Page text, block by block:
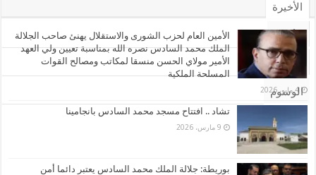
الأخيرة
الأشهر
تعليقات
الوسوم
الأمين العام لحزب الشورى والاستقلال يهنئ صاحب الجلالة
الملك محمد السادس نصره الله بمناسبة تعيين ولي العهد
الأمير مولاي الحسن منسقا لمكاتب ومصالح القوات
المسلحة الملكية
4 مايو، 2026
تشاد .. افتتاح مسجد محمد السادس بانجامينا
9 مارس، 2026
بوريطة: جلالة الملك محمد السادس يعتبر دائما أمن